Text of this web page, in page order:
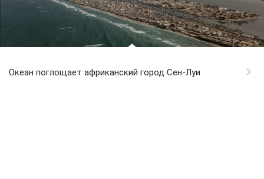
Океан поглощает африканский город Сен-Луи